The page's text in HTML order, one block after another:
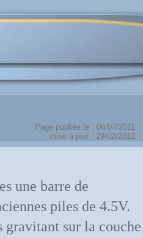
Page publiée le : 06/07/2011
mise à jour : 29/02/2012
une barre de
piles de 4.5V.
gravitant sur la couche